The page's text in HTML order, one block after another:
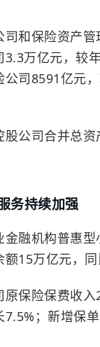
和保险资产
万亿元，较
司8591亿元
公司合并总
务持续加强
融机构普惠
15万亿元，同
保险保费收
；新增保